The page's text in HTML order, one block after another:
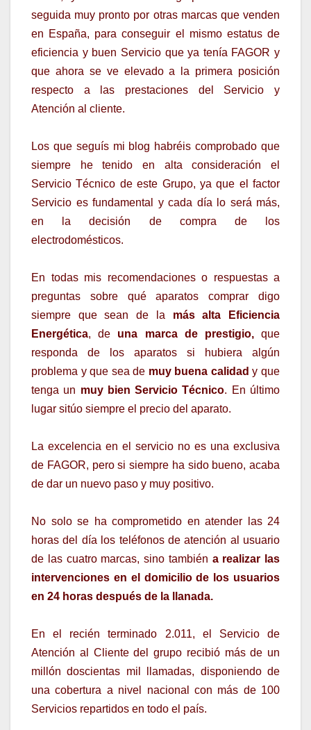
seguida muy pronto por otras marcas que venden
en España, para conseguir el mismo estatus de
eficiencia y buen Servicio que ya tenía FAGOR y
que ahora se ve elevado a la primera posición
respecto a las prestaciones del Servicio y
Atención al cliente.
Los que seguís mi blog habréis comprobado que
siempre he tenido en alta consideración el
Servicio Técnico de este Grupo, ya que el factor
Servicio es fundamental y cada día lo será más,
en la decisión de compra de los
electrodomésticos.
En todas mis recomendaciones o respuestas a
preguntas sobre qué aparatos comprar digo
siempre que sean de la más alta Eficiencia
Energética, de una marca de prestigio,que
responda de los aparatos si hubiera algún
problema y que sea de muy buena calidad y que
tenga un muy bien Servicio Técnico. En último
lugar sitúo siempre el precio del aparato.
La excelencia en el servicio no es una exclusiva
de FAGOR, pero si siempre ha sido bueno, acaba
de dar un nuevo paso y muy positivo.
No solo se ha comprometido en atender las 24
horas del día los teléfonos de atención al usuario
de las cuatro marcas, sino también a realizar las
intervenciones en el domicilio de los usuarios
en 24 horas después de la llanada.
En el recién terminado 2.011, el Servicio de
Atención al Cliente del grupo recibió más de un
millón doscientas mil llamadas, disponiendo de
una cobertura a nivel nacional con más de 100
Servicios repartidos en todo el país.